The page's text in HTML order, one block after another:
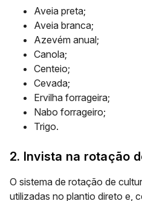
Aveia preta;
Aveia branca;
Azevém anual;
Canola;
Centeio;
Cevada;
Ervilha forrageira;
Nabo forrageiro;
Trigo.
2. Invista na rotação
O sistema de rotação de
utilizadas no plantio direto e,